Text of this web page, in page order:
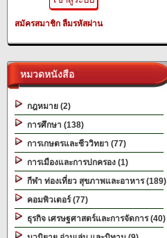
สมัครสมาชิก ลืมรหัสผ่าน
หมวดหนังสือ
กฎหมาย (2)
การศึกษา (138)
การเกษตรและชีววิทยา (77)
การเมืองและการปกครอง (1)
กีฬา ท่องเที่ยว สุขภาพและอาหาร (189)
คอมพิวเตอร์ (77)
ธุรกิจ เศรษฐศาสตร์และการจัดการ (40)